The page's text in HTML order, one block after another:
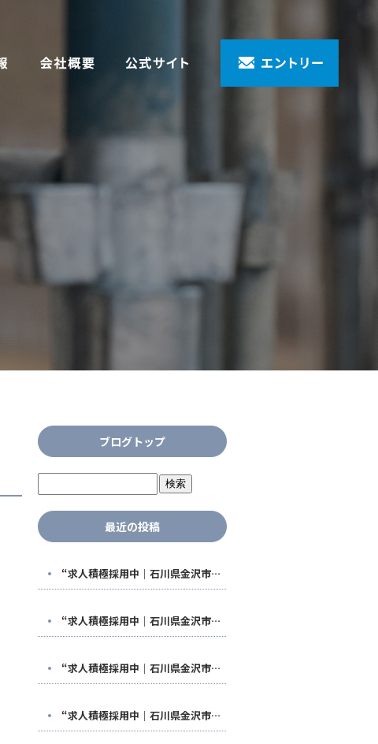
ブログトップ
最近の投稿
“求人積極採用中｜石川県金沢市で稼げる鳶職人になる！福利厚生も充実した【株式会社鳶翔】で安定して働きませんか？
“求人積極採用中｜石川県金沢市で稼げる鳶職人になる！福利厚生も充実した【株式会社鳶翔】で安定して働きませんか？
“求人積極採用中｜石川県金沢市で稼げる鳶職人になる！福利厚生も充実した【株式会社鳶翔】で安定して働きませんか？
“求人積極採用中｜石川県金沢市で稼げる鳶職人になる！福利厚生も充実した【株式会社鳶翔】で安定して働きませんか？